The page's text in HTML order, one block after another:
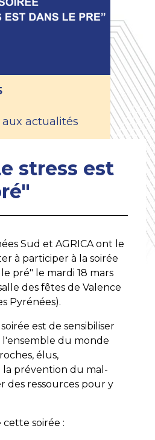
aux actualités
stress est
Sud et AGRICA ont le
à participer à la soirée
pré" le mardi 18 mars
des fêtes de Valence
Pyrénées).
est de sensibiliser
l'ensemble du monde
élus,
la prévention du mal-
des ressources pour y
soirée :